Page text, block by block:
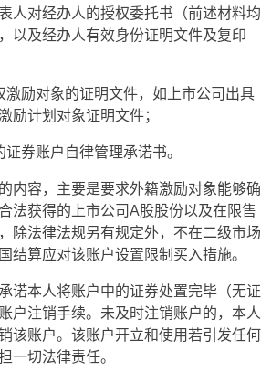
人对经办人的授权委托书（前述材料均
以及经办人有效身份证明文件及复印
激励对象的证明文件，如上市公司出具
励计划对象证明文件；
券账户自律管理承诺书。
内容，主要是要求外籍激励对象能够确
法获得的上市公司A股股份以及在限售
除法律法规另有规定外，不在二级市场
结算应对该账户设置限制买入措施。
诺本人将账户中的证券处置完毕（无证
户注销手续。未及时注销账户的，本人
该账户。该账户开立和使用若引发任何
一切法律责任。